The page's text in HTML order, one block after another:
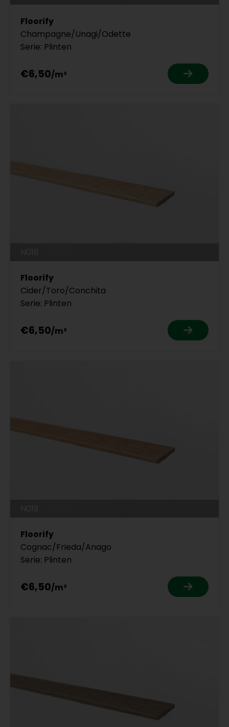
Floorify
Champagne/Unagi/Odette
Serie: Plinten
€6,50
Floorify
Cider/Toro/Conchita
Serie: Plinten
€6,50
Floorify
Cognac/Frieda/Anago
Serie: Plinten
€6,50